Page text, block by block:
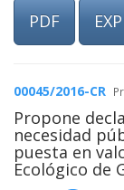
PDF
00045/2016-CR
Propone
necesidad
puesta en
Ecológico de